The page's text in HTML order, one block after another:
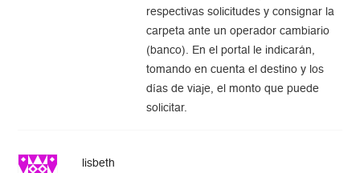
respectivas solicitudes y consignar la
carpeta ante un operador cambiario
(banco). En el portal le indicarán,
tomando en cuenta el destino y los
días de viaje, el monto que puede
solicitar.
lisbeth